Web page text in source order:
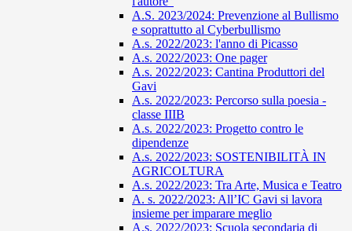
A.S. 2023/2024: Prevenzione al Bullismo
e soprattutto al Cyberbullismo
A.s. 2022/2023: l'anno di Picasso
A.s. 2022/2023: One pager
A.s. 2022/2023: Cantina Produttori del
Gavi
A.s. 2022/2023: Percorso sulla poesia -
classe IIIB
A.s. 2022/2023: Progetto contro le
dipendenze
A.s. 2022/2023: SOSTENIBILITÀ IN
AGRICOLTURA
A.s. 2022/2023: Tra Arte, Musica e Teatro
A. s. 2022/2023: All’IC Gavi si lavora
insieme per imparare meglio
A.s. 2022/2023: Scuola secondaria di